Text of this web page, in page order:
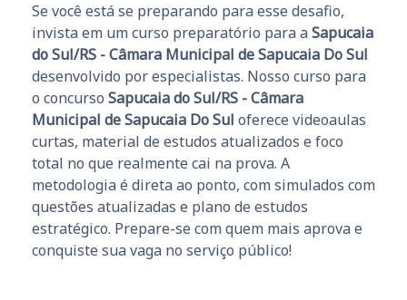
Se você está se preparando para esse desafio,
invista em um curso preparatório para a Sapucaia
do Sul/RS - Câmara Municipal de Sapucaia Do Sul
desenvolvido por especialistas. Nosso curso para
o concurso Sapucaia do Sul/RS - Câmara
Municipal de Sapucaia Do Sul oferece videoaulas
curtas, material de estudos atualizados e foco
total no que realmente cai na prova. A
metodologia é direta ao ponto, com simulados com
questões atualizadas e plano de estudos
estratégico. Prepare-se com quem mais aprova e
conquiste sua vaga no serviço público!